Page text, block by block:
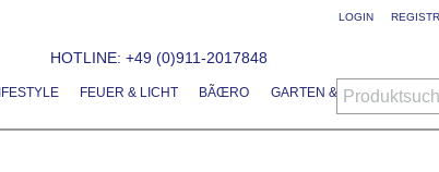
LOGIN
FEUER & LICHT BÃŒRO GARTEN & FREIZEIT
HOTLINE: +49 (0)911-2017848